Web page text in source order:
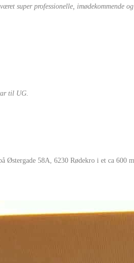
super professionelle, imødekommende
til UG.
Østergade 58A, 6230 Rødekro i et ca